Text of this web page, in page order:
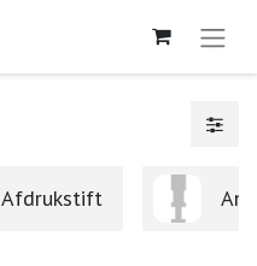
Afdrukstift